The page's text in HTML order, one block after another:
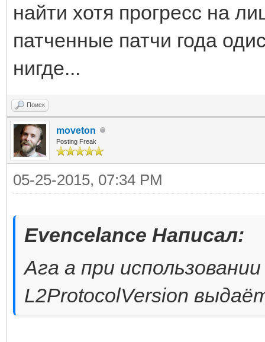
найти хотя прогресс на
патченные патчи года
нигде...
Поиск
moveton
Posting Freak
05-25-2015, 07:34 PM
Evencelance Написал:
Ага а при
L2ProtocolVersion